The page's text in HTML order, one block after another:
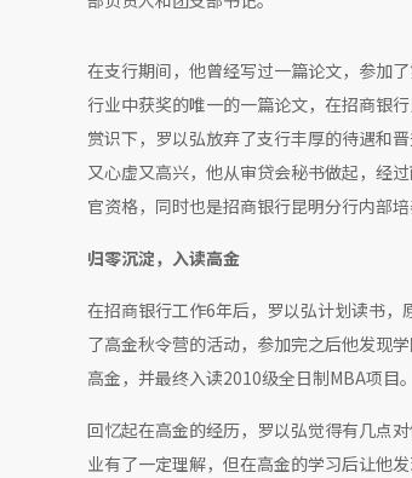
在支行期间，他曾经写过一篇论文，参加
行业中获奖的唯一的一篇论文，在招商银
赏识下，罗以弘放弃了支行丰厚的待遇和
又心虚又高兴，他从审贷会秘书做起，经
官资格，同时也是招商银行昆明分行内部培
归零沉淀，入读高金
在招商银行工作6年后，罗以弘计划读书
了高金秋令营的活动，参加完之后他发现
高金，并最终入读2010级全日制MBA项目。
回忆起在高金的经历，罗以弘觉得有几点
业有了一定理解，但在高金的学习后让他